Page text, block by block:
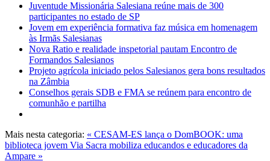
Juventude Missionária Salesiana reúne mais de 300
participantes no estado de SP
Jovem em experiência formativa faz música em homenagem
às Irmãs Salesianas
Nova Ratio e realidade inspetorial pautam Encontro de
Formandos Salesianos
Projeto agrícola iniciado pelos Salesianos gera bons resultados
na Zâmbia
Conselhos gerais SDB e FMA se reúnem para encontro de
comunhão e partilha
Mais nesta categoria: « CESAM-ES lança o DomBOOK: uma
biblioteca jovem Via Sacra mobiliza educandos e educadores da
Ampare »